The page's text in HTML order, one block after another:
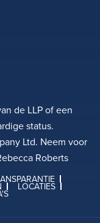
de LLP of een
status.
Ltd. Neem voor
Roberts
LOCATIES